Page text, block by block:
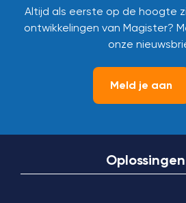
Altijd als eerste op de hoogte
ontwikkelingen van Magister?
onze
Meld je aan
Oplossingen